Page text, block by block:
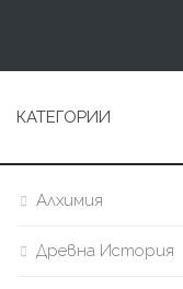
КАТЕГОРИИ
Алхимия
Древна История